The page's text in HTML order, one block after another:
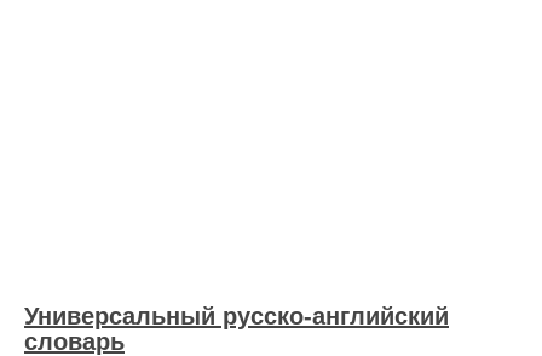
Универсальный русско-английский
словарь